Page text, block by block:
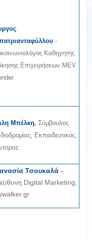
-
Καθηγητής
Επιχειρήσεων MEV
Μπέλκη, Σύμβουλος
Εκπαιδευτικός,
Τσουκαλά -
Digital Marketing,